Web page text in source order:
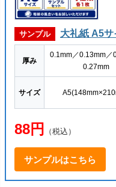
サンプル 大礼紙 A5サ
厚み
0.1mm／0.13mm／
0.27mm
サイズ
88円 （税込）
サンプルはこちら